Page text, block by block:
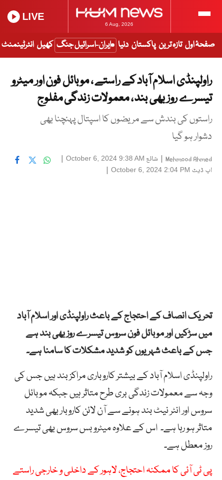
6 Aug, 2026
LIVE
صفحۂ اول تازہ ترین پاکستان دنیا ایران-اسرائیل جنگ کھیل انٹرٹینمنٹ
راولپنڈی اسلام آباد کے راستے ، موبائل فون اور میٹرو
تیسرے روز بھی بند ، معمولات زندگی مفلوج
راستوں کی بندش سے مریضوں کا اسپتال پہنچنا بھی
دشوار ہو گیا
Mehmood Ahmed
| شائع October 6, 2024 9:38 AM
|
اپ ڈیٹ October 6, 2024 2:04 PM
|
تحریک انصاف کے احتجاج کے باعث راولپنڈی اور اسلام آباد
میں سڑکیں اور موبائل فون سروس تیسرے روز بھی بند ہے
جس کے باعث شہریوں کو شدید مشکلات کا سامنا ہے۔
راولپنڈی اسلام آباد کے بیشتر کاروباری مراکز بند ہیں جس کی
وجہ سے معمولات زندگی بری طرح متاثر ہیں جبکہ موبائل
سروس اور انٹر نیٹ بند ہونے سے آن لائن کاروبار بھی شدید
متاثر ہو رہا ہے۔ اس کے علاوہ میٹرو بس سروس بھی تیسرے
روز معطل ہے۔
پی ٹی آئی کا ممکنہ احتجاج، لاہور کے داخلی و خارجی راستے